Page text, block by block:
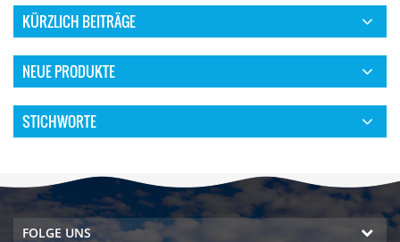
KÜRZLICH BEITRÄGE
NEUE PRODUKTE
STICHWORTE
FOLGE UNS